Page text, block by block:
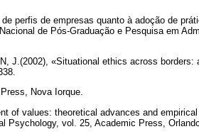
perfis de empresas quanto à adoção de
de Pós-Graduação e Pesquisa em
J.(2002), «Situational ethics across borders:
Nova Iorque.
of values: theoretical advances and
vol. 25, Academic Press,